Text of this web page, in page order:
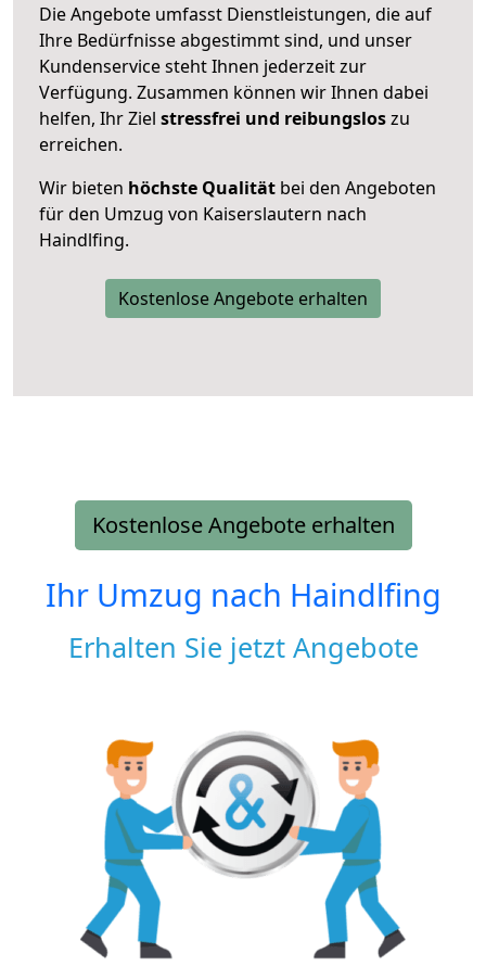
Die Angebote umfasst Dienstleistungen, die auf
Ihre Bedürfnisse abgestimmt sind, und unser
Kundenservice steht Ihnen jederzeit zur
Verfügung. Zusammen können wir Ihnen dabei
helfen, Ihr Ziel stressfrei und reibungsloszu
erreichen.
Wir bieten höchste Qualität bei den Angeboten
für den Umzug von Kaiserslautern nach
Haindlfing.
Kostenlose Angebote erhalten
Kostenlose Angebote erhalten
Ihr Umzug nach Haindlfing
Erhalten Sie jetzt Angebote